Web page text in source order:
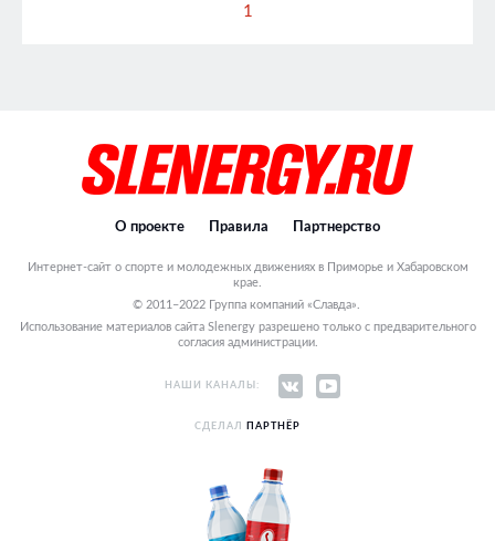
1
О проекте Правила Партнерство
Интернет-сайт о спорте и молодежных движениях в Приморье и Хабаровском
крае.
© 2011–2022 Группа компаний «Славда».
Использование материалов сайта Slenergy разрешено только с предварительного
согласия администрации.
НАШИ КАНАЛЫ:
СДЕЛАЛ ПАРТНЁР